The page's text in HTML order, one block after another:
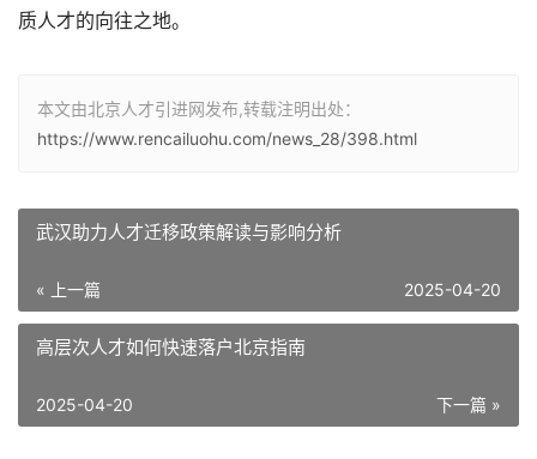
质人才的向往之地。
本文由北京人才引进网发布,转载注明出处：
https://www.rencailuohu.com/news_28/398.html
武汉助力人才迁移政策解读与影响分析
« 上一篇 2025-04-20
高层次人才如何快速落户北京指南
下一篇 »
2025-04-20